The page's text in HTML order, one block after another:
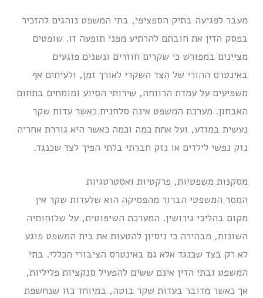
מעבר לפגיעה בתיק הספציפי, בתי המשפט נוהגים להזכיר
בפסק הדין את חובתם להרתיע מפני תופעה זו. שופטים
מציינים במפורש כי שקרים חוזרים ונשנים פוגעים
באינטרס ההורי של הצד השקרי לאורך זמן, ולעיתים אף
משפיעים על עמדת הרווחה, שירותי הסיוע ומומחים בתחום
האבחון. מערכת המשפט אינה סלחנית כאשר עדות שקר
נעשית במודע, ועל אחת כמה וכמה כאשר היא גוררת אחריה
נזק נפשי לילדים או נזק חברתי בלתי הפיך לצד שכנגד.
מסקנות משפטיות, פרקטיות ואסטרטגיות
המסר המשפטי הברור מהפסיקה הוא שלעדות שקר אין
מקום בהליכי גירושין. המערכת השיפוטית, על שלוחותיה
השונות, מבהירה כי ניסיון להטעות את בית המשפט פוגע
לא רק בצד שכנגד אלא גם באינטרס הציבורי הכללי. בתי
המשפט ובתי הדין אינם ששים להפעיל סנקציות פליליות,
אך כאשר מדובר בעדות שקר בוטה, במיוחד כזו שנחשפת